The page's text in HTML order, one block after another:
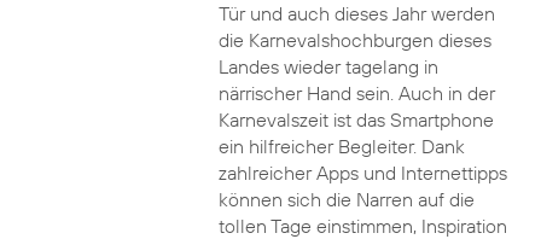
Tür und auch dieses Jahr werden
die Karnevalshochburgen dieses
Landes wieder tagelang in
närrischer Hand sein. Auch in der
Karnevalszeit ist das Smartphone
ein hilfreicher Begleiter. Dank
zahlreicher Apps und Internettipps
können sich die Narren auf die
tollen Tage einstimmen, Inspiration